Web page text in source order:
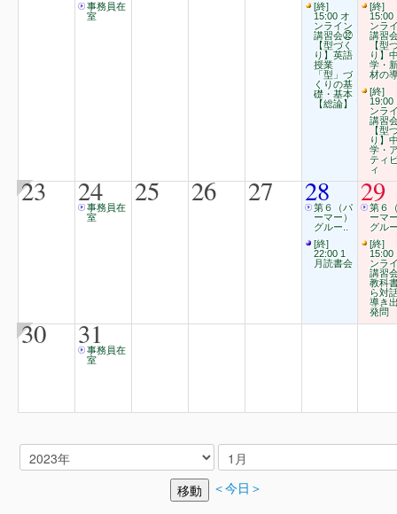
事務員在
室
[終]
15:00 オ
ンライン
講習会㉜
【型づく
り】英語
授業
「型」づ
くりの基
礎・基本
【総論】
[終]
15:00
ンラ
講習
【型
り】
学・
材の
[終]
19:00
ンラ
講習
【型
り】
学・
ティ
ィ
23 24
事務員在
室
25 26 27 28
第６（パ
ーマー）
グルー..
[終]
22:00 1
月読書会
29
第６
ーマ
グル
[終]
15:00
ンラ
講習
教科
ら対
導き
発問
30 31
事務員在
室
＜今日＞